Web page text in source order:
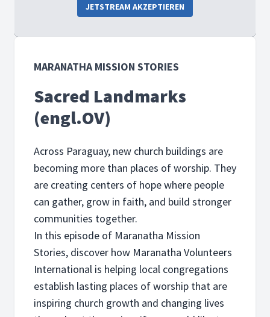
JETSTREAM AKZEPTIEREN
MARANATHA MISSION STORIES
Sacred Landmarks
(engl.OV)
Across Paraguay, new church buildings are
becoming more than places of worship. They
are creating centers of hope where people
can gather, grow in faith, and build stronger
communities together.
In this episode of Maranatha Mission
Stories, discover how Maranatha Volunteers
International is helping local congregations
establish lasting places of worship that are
inspiring church growth and changing lives